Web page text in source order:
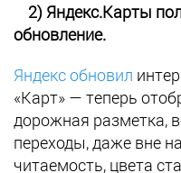
2) Яндекс.Карты
обновление.
Яндекс обновил
«Карт» — теперь
дорожная разметка,
переходы, даже вне
читаемость, цвета